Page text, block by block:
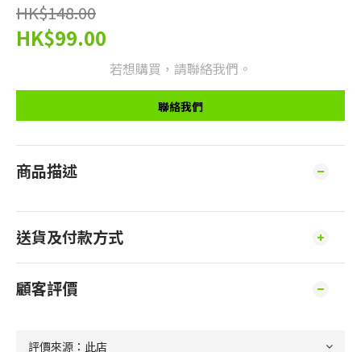
HK$148.00
HK$99.00
若想購買，請聯絡我們。
聯絡我們
商品描述
送貨及付款方式
顧客評價